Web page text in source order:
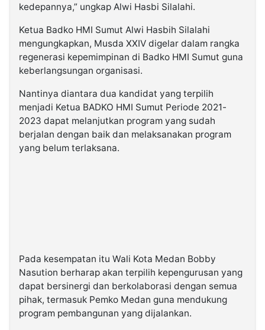
kedepannya,” ungkap Alwi Hasbi Silalahi.
Ketua Badko HMI Sumut Alwi Hasbih Silalahi
mengungkapkan, Musda XXIV digelar dalam rangka
regenerasi kepemimpinan di Badko HMI Sumut guna
keberlangsungan organisasi.
Nantinya diantara dua kandidat yang terpilih
menjadi Ketua BADKO HMI Sumut Periode 2021-
2023 dapat melanjutkan program yang sudah
berjalan dengan baik dan melaksanakan program
yang belum terlaksana.
Pada kesempatan itu Wali Kota Medan Bobby
Nasution berharap akan terpilih kepengurusan yang
dapat bersinergi dan berkolaborasi dengan semua
pihak, termasuk Pemko Medan guna mendukung
program pembangunan yang dijalankan.